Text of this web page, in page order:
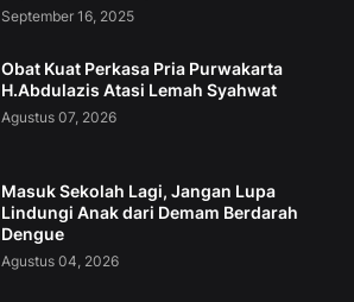
September 16, 2025
Obat Kuat Perkasa Pria Purwakarta
H.Abdulazis Atasi Lemah Syahwat
Agustus 07, 2026
Masuk Sekolah Lagi, Jangan Lupa
Lindungi Anak dari Demam Berdarah
Dengue
Agustus 04, 2026